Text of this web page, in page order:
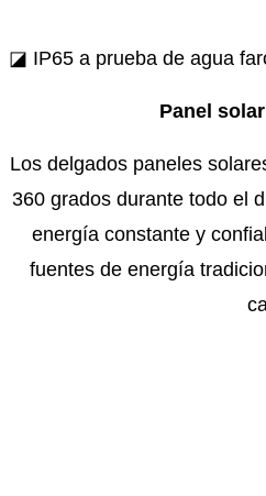
◪ IP65 a prueba de agua
Panel
Los delgados paneles
360 ​​grados durante todo el
energía constante y
fuentes de energía